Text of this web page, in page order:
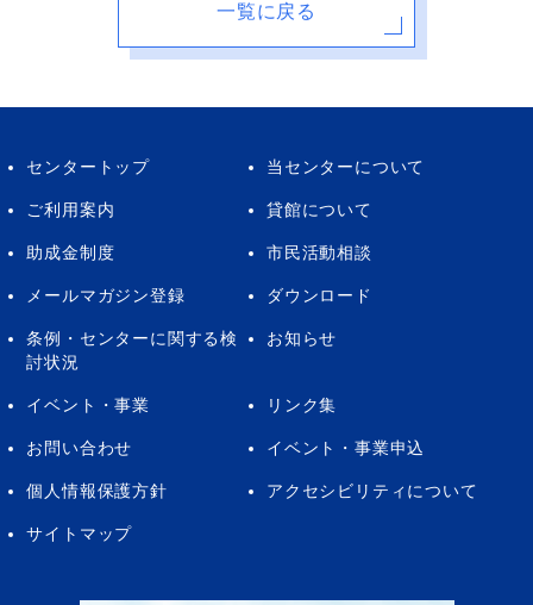
一覧に戻る
センタートップ 当センターについて
ご利用案内 貸館について
助成金制度 市民活動相談
メールマガジン登録 ダウンロード
条例・センターに関する検
討状況
お知らせ
イベント・事業 リンク集
お問い合わせ イベント・事業申込
個人情報保護方針 アクセシビリティについて
サイトマップ